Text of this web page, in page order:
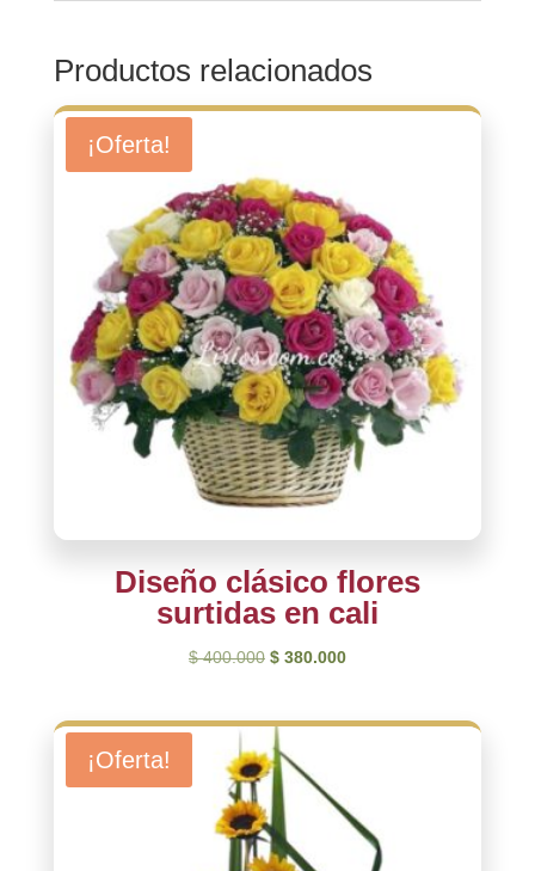
Productos relacionados
¡Oferta!
Diseño clásico flores
surtidas en cali
$400.000 El
era:
$ 400.000.
$380.000El
¡Oferta!